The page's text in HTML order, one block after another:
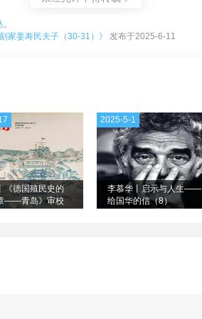
。
家姜寿民夫子（30-31）》 发布于2025-6-11
《德国殖民史的
——青岛》审校
李慕华丨启示与人生——
给国华的信（8）
2025-5-1